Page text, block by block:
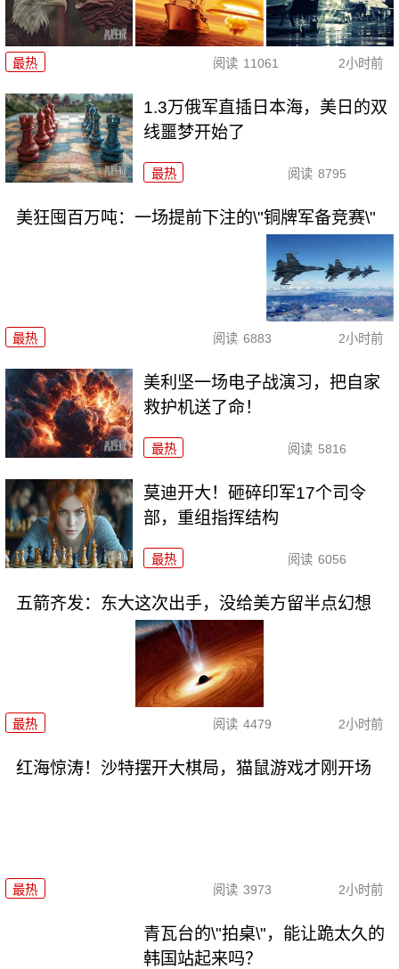
最热 阅读 11061 2小时前
1.3万俄军直插日本海，美日的双
线噩梦开始了
最热 阅读 8795
美狂囤百万吨：一场提前下注的\"铜牌军备竞赛\"
最热 阅读 6883 2小时前
美利坚一场电子战演习，把自家
救护机送了命！
最热 阅读 5816
莫迪开大！砸碎印军17个司令
部，重组指挥结构
最热 阅读 6056
五箭齐发：东大这次出手，没给美方留半点幻想
最热 阅读 4479 2小时前
红海惊涛！沙特摆开大棋局，猫鼠游戏才刚开场
最热 阅读 3973 2小时前
青瓦台的\"拍桌\"，能让跪太久的
韩国站起来吗？